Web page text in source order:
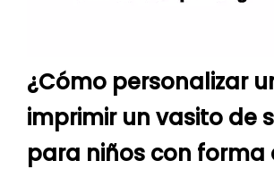
¿Cómo personalizar
imprimir un vasito de
para niños con forma